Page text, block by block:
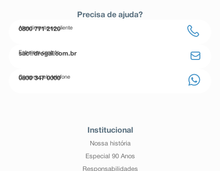
Precisa de ajuda?
Atendimento ao cliente
0800 771 2120
Entre em contato
sac@drogal.com.br
Compre pelo telefone
0800 347 0000
Institucional
Nossa história
Especial 90 Anos
Responsabilidades